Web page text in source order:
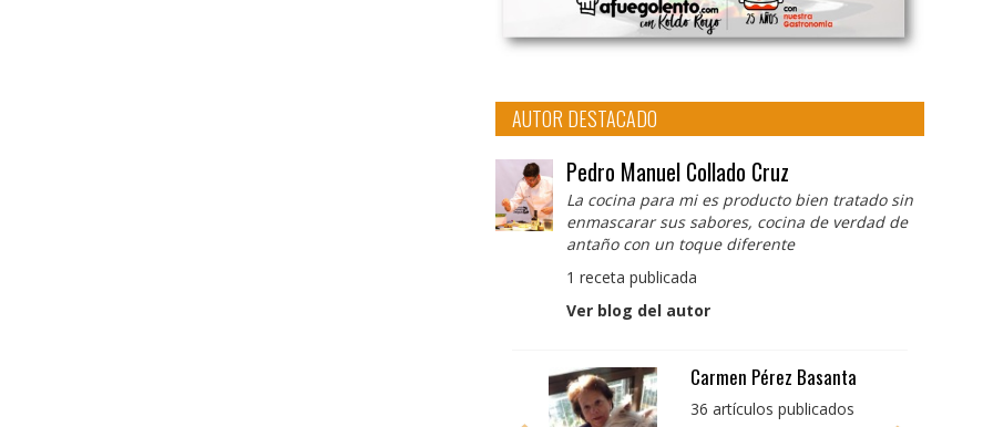
AUTOR DESTACADO
Pedro Manuel Collado Cruz
La cocina para mi es producto bien tratado sin
enmascarar sus sabores, cocina de verdad de
antaño con un toque diferente
1 receta publicada
Ver blog del autor
Pedro Manuel Collado
Cruz